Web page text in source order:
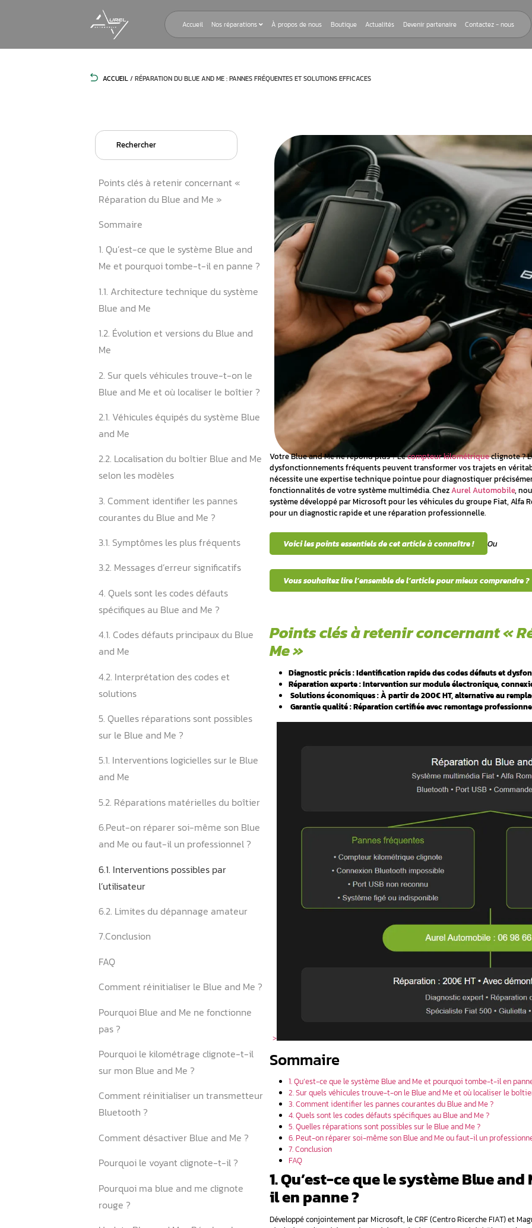
Accueil Nos réparations À propos de nous Boutique Actualités Devenir
Points clés à retenir concernant «
Réparation du Blue and Me »
1. Qu’est-ce que le système Blue and
Me et pourquoi tombe-t-il en panne ?
1.1. Architecture technique du système
Blue and Me
1.2. Évolution et versions du Blue and
Me
2. Sur quels véhicules trouve-t-on le
Blue and Me et où localiser le boîtier ?
2.1. Véhicules équipés du système Blue
and Me
2.2. Localisation du boîtier Blue and Me
selon les modèles
3. Comment identifier les pannes
courantes du Blue and Me ?
3.1. Symptômes les plus fréquents
3.2. Messages d’erreur significatifs
4. Quels sont les codes défauts
spécifiques au Blue and Me ?
4.2. Interprétation des codes et
solutions
sur le Blue and Me ?
6.Peut-on réparer soi-même son Blue
and Me ou faut-il un professionnel ?
6.1. Interventions possibles par
l’utilisateur
6.2. Limites du dépannage amateur
7.Conclusion
FAQ
VotreBlue and Me nerépond plus ? Le
dysfonctionnements fréquents peuvent
système développé par Microsoft pour les
pour un diagnostic rapide et une
Voici les points essentiels de cet
Vous souhaitez lire l’ensemble de
Points clés à
Diagnostic précis : Identification
Réparation experte : Intervention sur
Solutions économiques : À partir de
Garantie qualité : Réparation